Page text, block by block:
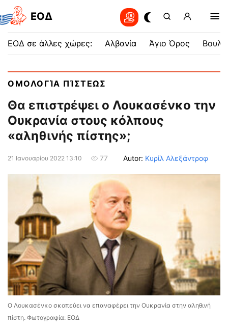
EOΔ
ΕΟΔ σε άλλες χώρες: Αλβανία Άγιο Όρος
ΟΜΟΛΟΓΊΑ ΠΊΣΤΕΩΣ
Θα επιστρέψει ο Λουκασένκο την
Ουκρανία στους κόλπους
«αληθινής πίστης»;
21 Ιανουαρίου 2022 13:10 77 Autor: Κυρίλ Αλεξάντροφ
Ο Λουκασένκο σκοπεύει να επαναφέρει την Ουκρανία στην αληθινή
πίστη. Φωτογραφία: ΕΟΔ